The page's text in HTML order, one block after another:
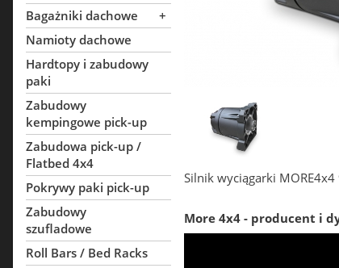
Bagażniki dachowe
+
Namioty dachowe
Hardtopy i zabudowy
paki
Zabudowy
kempingowe pick-up
Zabudowa pick-up /
Flatbed 4x4
Pokrywy paki pick-up
Zabudowy
szufladowe
Roll Bars / Bed Racks
Silnik wyciągarki MORE4x4
More 4x4 - producent i